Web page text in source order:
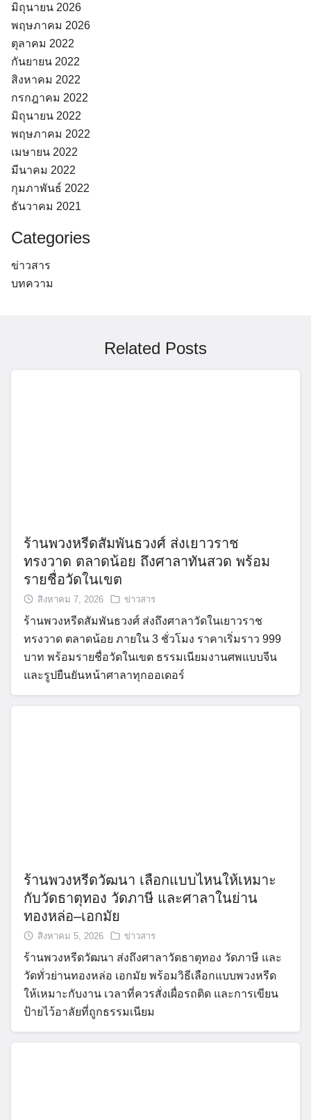
มิถุนายน 2026
พฤษภาคม 2026
ตุลาคม 2022
กันยายน 2022
สิงหาคม 2022
กรกฎาคม 2022
มิถุนายน 2022
พฤษภาคม 2022
เมษายน 2022
มีนาคม 2022
กุมภาพันธ์ 2022
ธันวาคม 2021
Categories
ข่าวสาร
บทความ
Related Posts
ร้านพวงหรีดสัมพันธวงศ์ ส่งเยาวราช
ทรงวาด ตลาดน้อย ถึงศาลาทันสวด พร้อม
รายชื่อวัดในเขต
สิงหาคม 7, 2026 ข่าวสาร
ร้านพวงหรีดสัมพันธวงศ์ ส่งถึงศาลาวัดในเยาวราช
ทรงวาด ตลาดน้อย ภายใน 3 ชั่วโมง ราคาเริ่มราว 999
บาท พร้อมรายชื่อวัดในเขต ธรรมเนียมงานศพแบบจีน
และรูปยืนยันหน้าศาลาทุกออเดอร์
ร้านพวงหรีดวัฒนา เลือกแบบไหนให้เหมาะ
กับวัดธาตุทอง วัดภาษี และศาลาในย่าน
ทองหล่อ–เอกมัย
สิงหาคม 5, 2026 ข่าวสาร
ร้านพวงหรีดวัฒนา ส่งถึงศาลาวัดธาตุทอง วัดภาษี และ
วัดทั่วย่านทองหล่อ เอกมัย พร้อมวิธีเลือกแบบพวงหรีด
ให้เหมาะกับงาน เวลาที่ควรสั่งเผื่อรถติด และการเขียน
ป้ายไว้อาลัยที่ถูกธรรมเนียม